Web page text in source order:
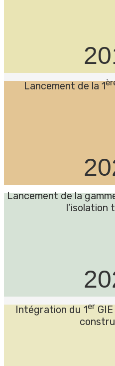
Lancement de la 1
Lancement de la
l’isolation
Intégration du 1er